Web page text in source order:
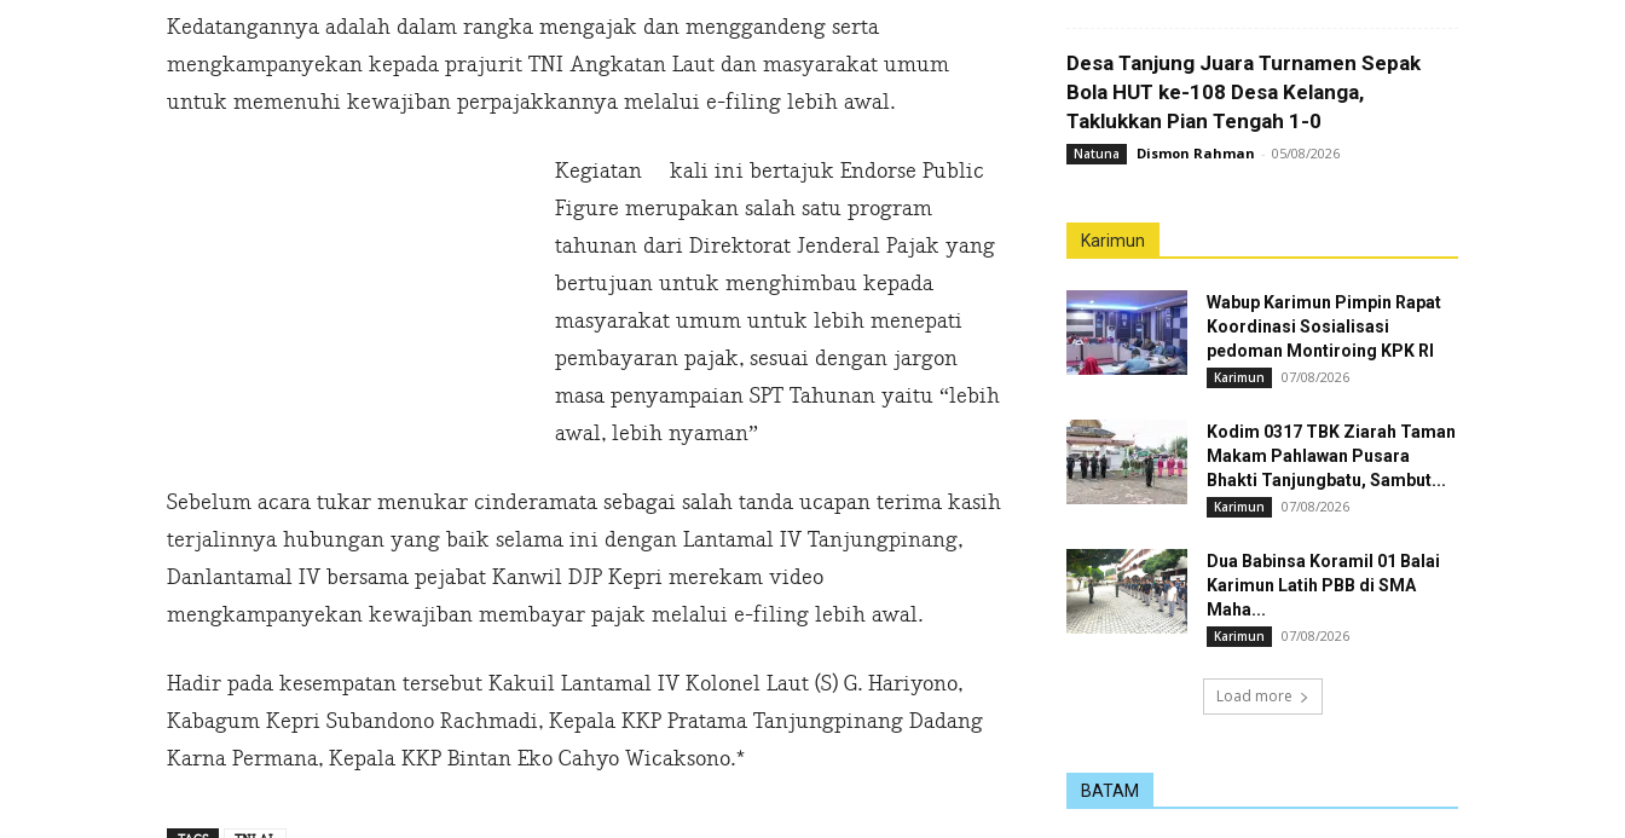
Kedatangannya adalah dalam rangka mengajak dan menggandeng serta
mengkampanyekan kepada prajurit TNI Angkatan Laut dan masyarakat umum
untuk memenuhi kewajiban perpajakkannya melalui e-filing lebih awal.
Kegiatan kali ini bertajuk Endorse Public
Figure merupakan salah satu program
tahunan dari Direktorat Jenderal Pajak yang
bertujuan untuk menghimbau kepada
masyarakat umum untuk lebih menepati
pembayaran pajak, sesuai dengan jargon
masa penyampaian SPT Tahunan yaitu “lebih
awal, lebih nyaman”
Sebelum acara tukar menukar cinderamata sebagai salah tanda ucapan terima kasih
terjalinnya hubungan yang baik selama ini dengan Lantamal IV Tanjungpinang,
Danlantamal IV bersama pejabat Kanwil DJP Kepri merekam video
mengkampanyekan kewajiban membayar pajak melalui e-filing lebih awal.
Hadir pada kesempatan tersebut Kakuil Lantamal IV Kolonel Laut (S) G. Hariyono,
Kabagum Kepri Subandono Rachmadi, Kepala KKP Pratama Tanjungpinang Dadang
Karna Permana, Kepala KKP Bintan Eko Cahyo Wicaksono.*
Desa Tanjung Juara Turnamen Sepak
Bola HUT ke-108 Desa Kelanga,
Taklukkan Pian Tengah 1-0
Natuna Dismon Rahman - 05/08/2026
Karimun
Wabup Karimun Pimpin Rapat
Koordinasi Sosialisasi
pedoman Montiroing KPK RI
Karimun 07/08/2026
Kodim 0317 TBK Ziarah Taman
Makam Pahlawan Pusara
Bhakti Tanjungbatu, Sambut...
Karimun 07/08/2026
Dua Babinsa Koramil 01 Balai
Karimun Latih PBB di SMA
Maha...
Karimun 07/08/2026
Load more
BATAM